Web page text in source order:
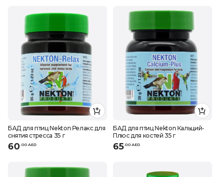
БАД для птиц Nekton Релакс для
снятия стресса 35 г
60 00 AED
БАД для птиц Nekton Кальций-
Плюс для костей 35 г
65 00 AED